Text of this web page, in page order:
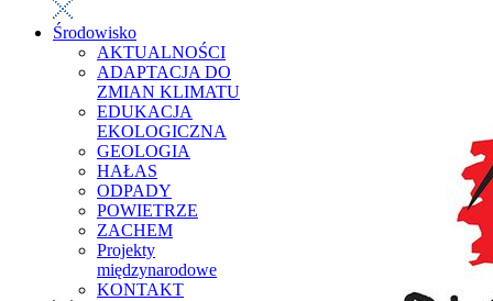
Środowisko
AKTUALNOŚCI
ADAPTACJA DO
ZMIAN KLIMATU
EDUKACJA
EKOLOGICZNA
GEOLOGIA
HAŁAS
ODPADY
POWIETRZE
ZACHEM
Projekty
międzynarodowe
KONTAKT